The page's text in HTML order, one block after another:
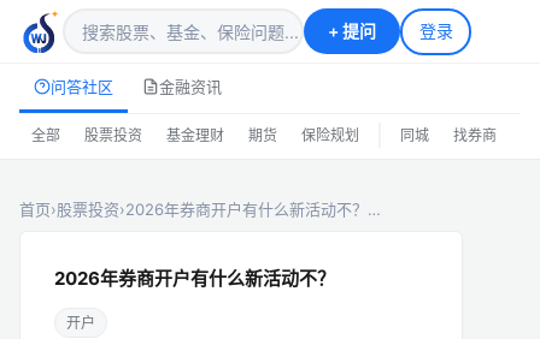
+提问 登录
问答社区 金融资讯
全部 股票投资 基金理财 期货 保险规划 同城 找券商
首页›股票投资›2026年券商开户有什么新活动不？…
2026年券商开户有什么新活动不？
开户